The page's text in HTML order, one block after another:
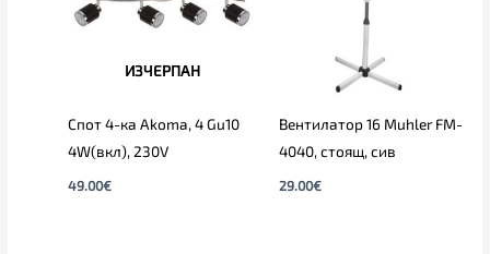
ИЗЧЕРПАН
Спот 4-ка Akoma, 4 Gu10
4W(вкл), 230V
49.00€
Вентилатор 16 Muhler FM-
4040, стоящ, сив
29.00€